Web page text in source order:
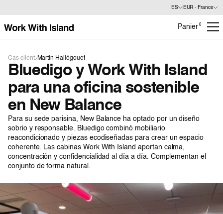
ES EUR - France
Panier 0
Cas client Martin Hallégouet
Bluedigo y Work With Island
para una oficina sostenible
en New Balance
Para su sede parisina, New Balance ha optado por un diseño
sobrio y responsable. Bluedigo combinó mobiliario
reacondicionado y piezas ecodiseñadas para crear un espacio
coherente. Las cabinas Work With Island aportan calma,
concentración y confidencialidad al día a día. Complementan el
conjunto de forma natural.